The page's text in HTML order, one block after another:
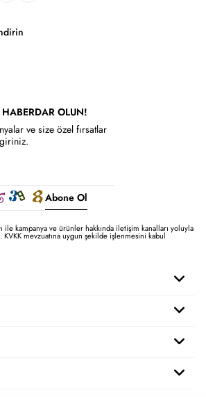
OLUN!
ve size özel fırsatlar
Abone Ol
ile kampanya ve ürünler hakkında iletişim kanalları yoluyla
KVKK mevzuatına uygun şekilde işlenmesini kabul